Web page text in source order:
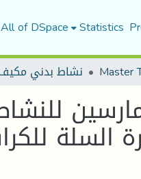
All of DSpace Statistics
نشاط بدني Master
السلة